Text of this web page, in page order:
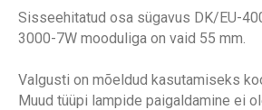
Sisseehitatud osa sügavus DK/EU-
3000-7W mooduliga on vaid 55 mm.
Valgusti on mõeldud kasutamiseks
Muud tüüpi lampide paigaldamine ei